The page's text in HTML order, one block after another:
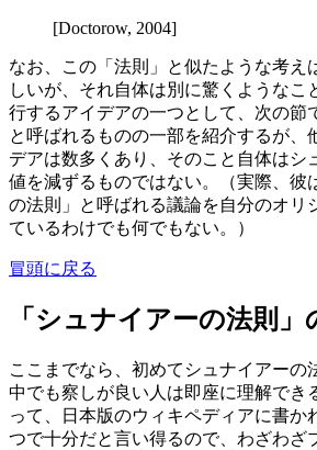
[Doctorow, 2004]
なお、この「法則」と似たような考え
しいが、それ自体は別に驚くようなこ
行するアイデアの一つとして、次の節
と呼ばれるものの一部を紹介するが、
デアは数多くあり、そのこと自体はシ
値を減ずるものではない。（実際、彼
の法則」と呼ばれる議論を自分のオリ
ているわけでも何でもない。）
冒頭に戻る
「シュナイアーの法則」
ここまでなら、初めてシュナイアーの
中でも察しが良い人は即座に理解でき
って、日本版のウィキペディアに書か
つで十分だと言い得るので、わざわざ